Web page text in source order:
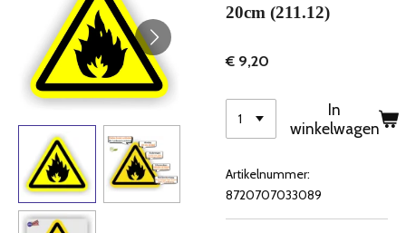
20cm (211.12)
€ 9,20
In
winkelwagen
Artikelnummer:
8720707033089